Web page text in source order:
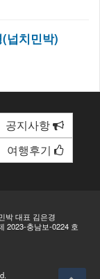
넙치민박)
공지사항
여행후기
박 대표 김은경
2023-충남보-0224 호